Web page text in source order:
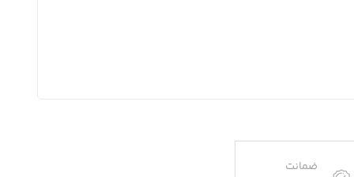
ضمانت